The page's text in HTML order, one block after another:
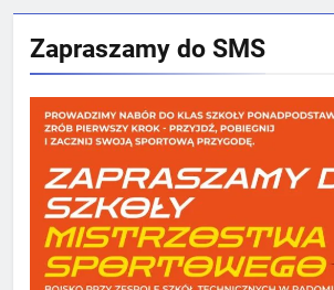
Zapraszamy do SMS